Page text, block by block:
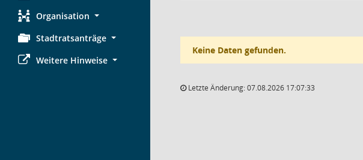
Organisation
Stadtratsanträge
Weitere Hinweise
Keine Daten gefunden.
Letzte Änderung: 07.08.2026 17:07:33